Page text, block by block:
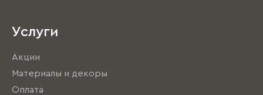
Услуги
Акции
Материалы и декоры
Оплата